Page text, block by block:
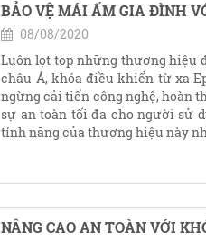
BẢO VỆ MÁI ẤM GIA ĐÌNH
08/08/2020
Luôn lọt top những thương
châu Á, khóa điều khiển từ xa
ngừng cải tiến công nghệ, hoàn
sự an toàn tối đa cho người sử
tính năng của thương hiệu này
NÂNG CAO AN TOÀN VỚI